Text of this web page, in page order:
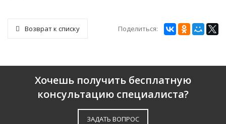
Возврат к списку Поделиться:
Хочешь получить бесплатную
консультацию специалиста?
ЗАДАТЬ ВОПРОС